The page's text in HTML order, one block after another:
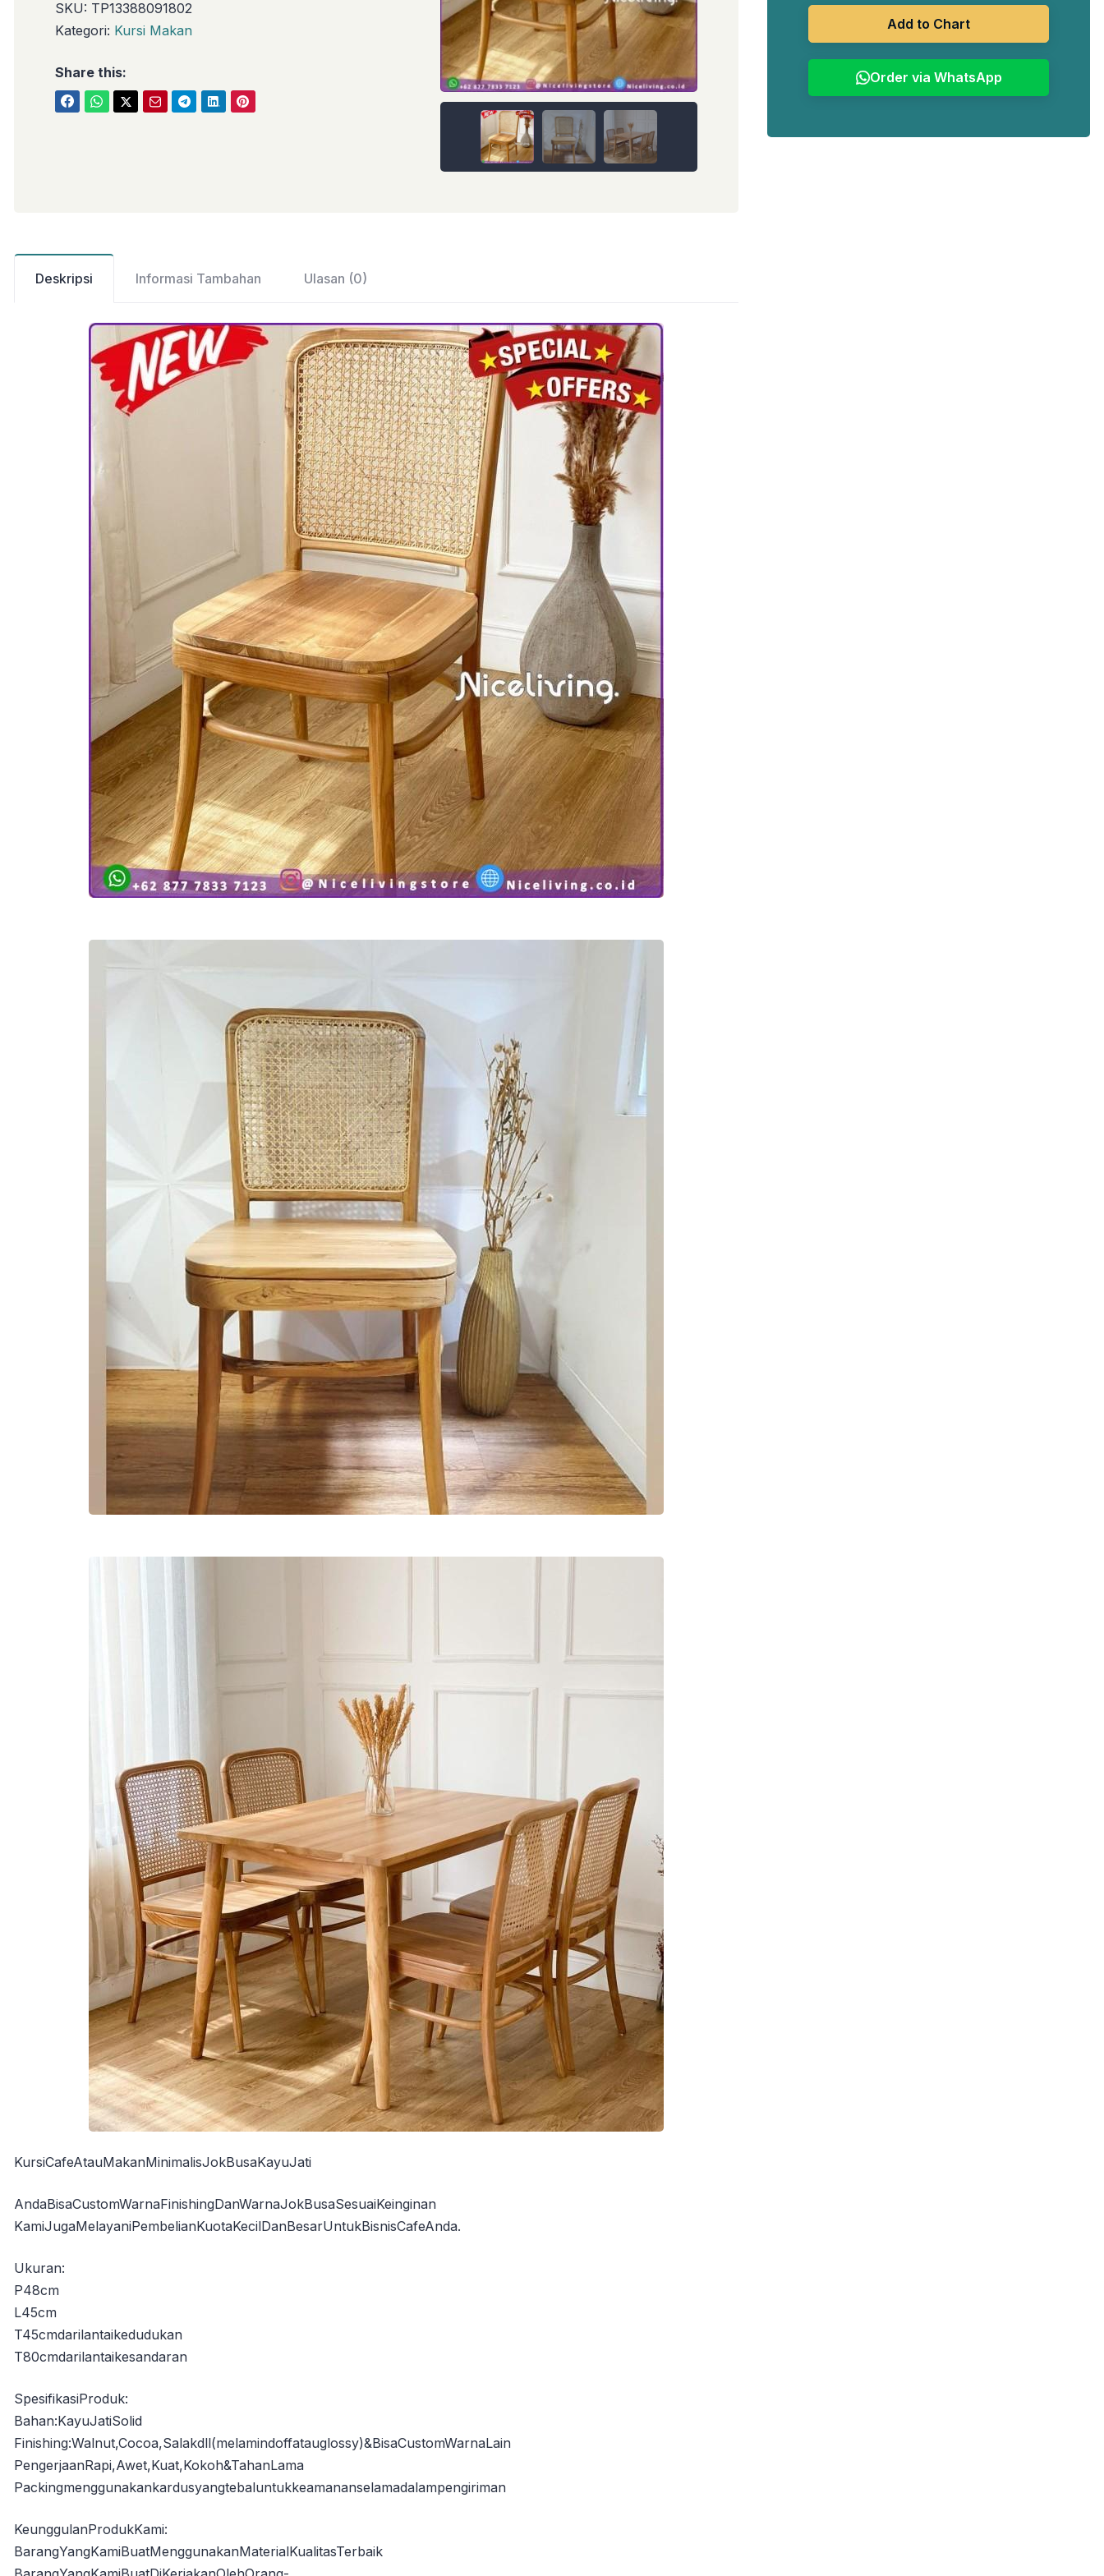
SKU: TP13388091802
Kategori: Kursi Makan
Share this:
Deskripsi Informasi Tambahan Ulasan (0)
KursiCafeAtauMakanMinimalisJokBusaKayuJati
AndaBisaCustomWarnaFinishingDanWarnaJokBusaSesuaiKeinginan
KamiJugaMelayaniPembelianKuotaKecilDanBesarUntukBisnisCafeAnda.
Ukuran:
P48cm
L45cm
T45cmdarilantaikedudukan
T80cmdarilantaikesandaran
SpesifikasiProduk:
Bahan:KayuJatiSolid
Finishing:Walnut,Cocoa,Salakdll(melamindoffatauglossy)&BisaCustomWarnaLain
PengerjaanRapi,Awet,Kuat,Kokoh&TahanLama
Packingmenggunakankardusyangtebaluntukkeamananselamadalampengiriman
KeunggulanProdukKami:
BarangYangKamiBuatMenggunakanMaterialKualitasTerbaik
Rp786.500.
Add to Chart
Order via WhatsApp